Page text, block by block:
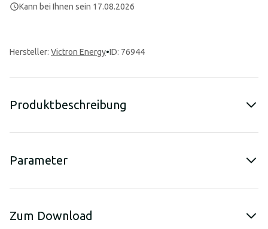
Kann bei Ihnen sein 17.08.2026
Hersteller: Victron Energy•ID: 76944
Produktbeschreibung
Parameter
Zum Download